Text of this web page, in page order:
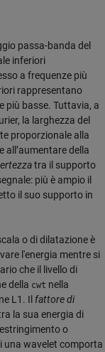
passa-banda del
inferiori
a frequenze più
rappresentano
più basse. Tuttavia, a
la larghezza del
proporzionale alla
all’aumentare della
tra il supporto
più è ampio il
il suo supporto in
o di dilatazione è
l'energia mentre si
che il livello di
della cwt nella
L1. Il fattore di
la sua energia di
o
una wavelet comporta